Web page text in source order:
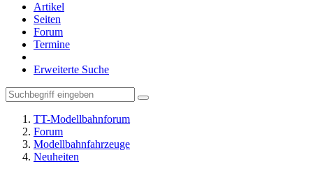
Artikel
Seiten
Forum
Termine
Erweiterte Suche
TT-Modellbahnforum
Forum
Modellbahnfahrzeuge
Neuheiten